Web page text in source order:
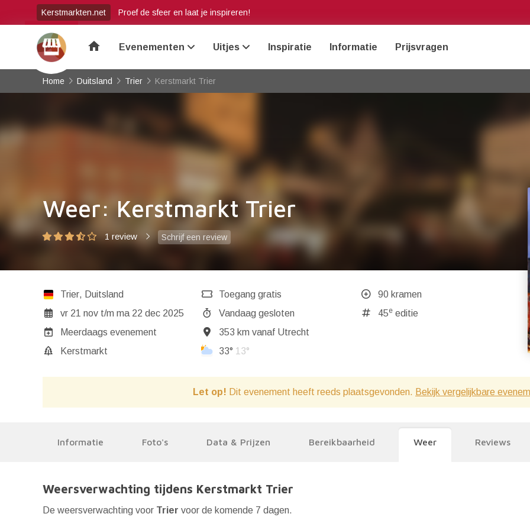
Kerstmarkten.net Proef de sfeer en laat je inspireren!
home Evenementen Uitjes Inspiratie Informatie Prijsvragen
Home Duitsland Trier Kerstmarkt Trier
Weer: Kerstmarkt Trier
1 review Schrijf een review
Trier, Duitsland
vr 21 nov t/m ma 22 dec 2025
Meerdaags evenement
Kerstmarkt
Toegang gratis
Vandaag gesloten
353 km vanaf Utrecht
33° 13°
90 kramen
45eeditie
Let op! Dit evenement heeft reeds plaatsgevonden. Bekijk vergelijkbare
Informatie Foto's Data & Prijzen Bereikbaarheid Weer Reviews
Weersverwachting tijdens Kerstmarkt Trier
De weersverwachting voor Trier voor de komende 7 dagen.